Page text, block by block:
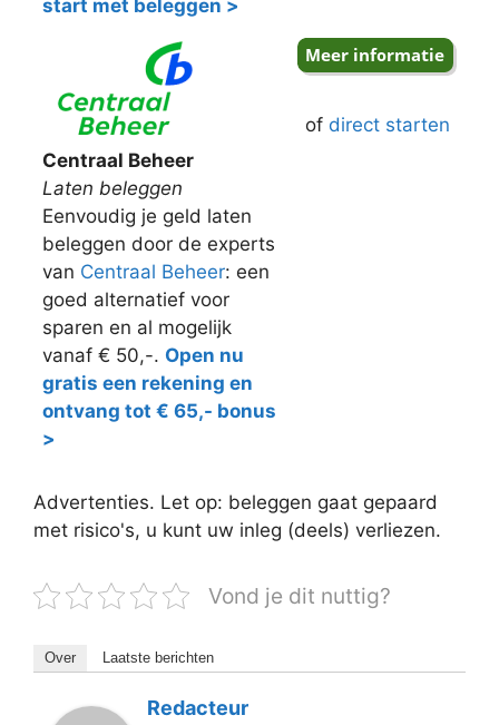
start met beleggen >
Centraal Beheer
Laten beleggen
Eenvoudig je geld laten
beleggen door de experts
van Centraal Beheer: een
goed alternatief voor
sparen en al mogelijk
vanaf € 50,-. Open nu
gratis een rekening en
ontvang tot € 65,- bonus
>
of direct starten
Advertenties. Let op: beleggen gaat gepaard
met risico's, u kunt uw inleg (deels) verliezen.
Vond je dit nuttig?
Over Laatste berichten
Redacteur